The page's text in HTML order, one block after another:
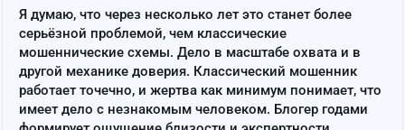
Я думаю, что через несколько лет это станет более
серьёзной проблемой, чем классические
мошеннические схемы. Дело в масштабе охвата и в
другой механике доверия. Классический мошенник
работает точечно, и жертва как минимум понимает, что
имеет дело с незнакомым человеком. Блогер годами